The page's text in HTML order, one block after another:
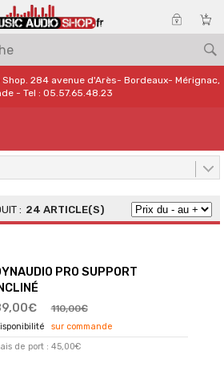
284 avenue d'Arès- Bordeaux- Mérignac,
- Tel : 05.57.65.48.23
24 ARTICLE(S)
PRO SUPPORT
110,00€
sur commande
de port : 45,00€